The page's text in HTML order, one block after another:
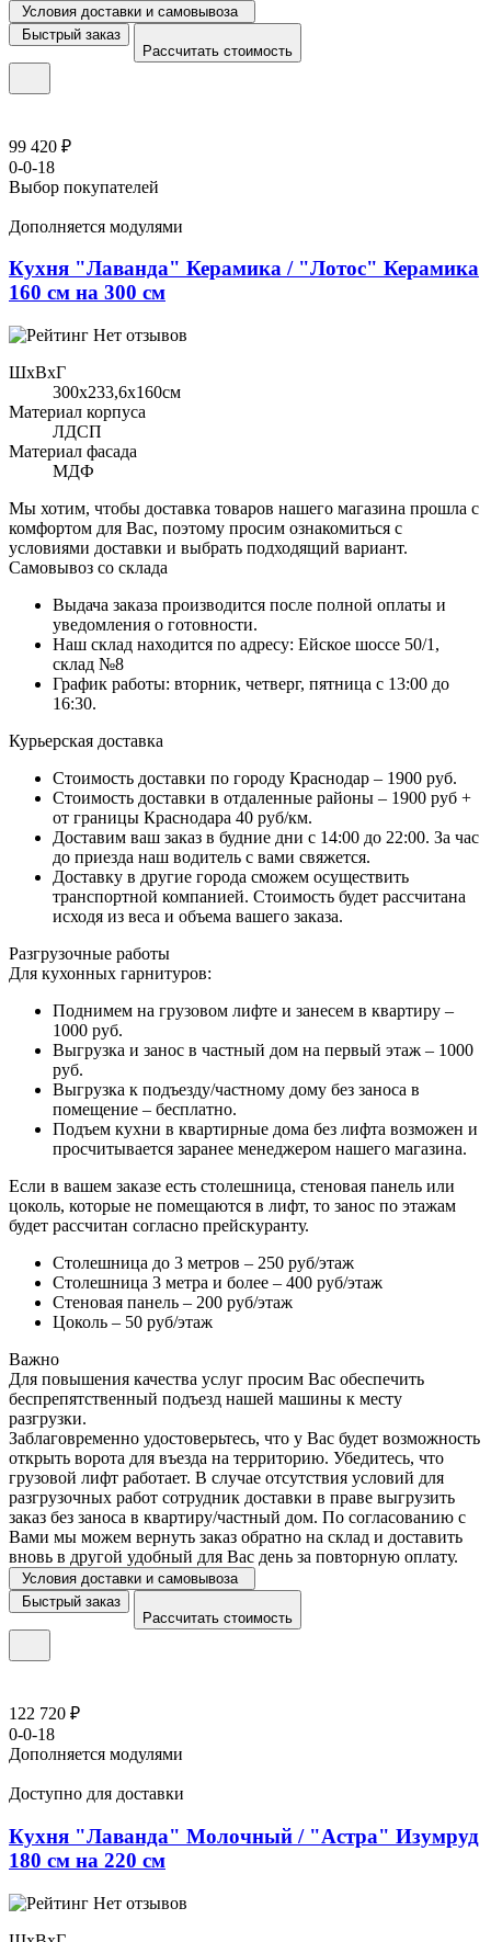
Условия доставки и самовывоза
Быстрый заказ
Рассчитать стоимость
99 420 ₽
0-0-18
Выбор покупателей
Дополняется модулями
Кухня "Лаванда" Керамика / "Лотос" Керамика
160 см на 300 см
Нет отзывов
ШхВхГ
300x233,6х160см
Материал корпуса
ЛДСП
Материал фасада
МДФ
Мы хотим, чтобы доставка товаров нашего магазина прошла с
комфортом для Вас, поэтому просим ознакомиться с
условиями доставки и выбрать подходящий вариант.
Самовывоз со склада
Выдача заказа производится после полной оплаты и
уведомления о готовности.
Наш склад находится по адресу: Ейское шоссе 50/1,
склад №8
График работы: вторник, четверг, пятница с 13:00 до
16:30.
Курьерская доставка
Стоимость доставки по городу Краснодар – 1900 руб.
Стоимость доставки в отдаленные районы – 1900 руб +
от границы Краснодара 40 руб/км.
Доставим ваш заказ в будние дни с 14:00 до 22:00. За час
до приезда наш водитель с вами свяжется.
Доставку в другие города сможем осуществить
транспортной компанией. Стоимость будет рассчитана
исходя из веса и объема вашего заказа.
Разгрузочные работы
Для кухонных гарнитуров:
Поднимем на грузовом лифте и занесем в квартиру –
1000 руб.
Выгрузка и занос в частный дом на первый этаж – 1000
руб.
Выгрузка к подъезду/частному дому без заноса в
помещение – бесплатно.
Подъем кухни в квартирные дома без лифта возможен и
просчитывается заранее менеджером нашего магазина.
Если в вашем заказе есть столешница, стеновая панель или
цоколь, которые не помещаются в лифт, то занос по этажам
будет рассчитан согласно прейскуранту.
Столешница до 3 метров – 250 руб/этаж
Столешница 3 метра и более – 400 руб/этаж
Стеновая панель – 200 руб/этаж
Цоколь – 50 руб/этаж
Важно
Для повышения качества услуг просим Вас обеспечить
беспрепятственный подъезд нашей машины к месту
разгрузки.
Заблаговременно удостоверьтесь, что у Вас будет возможность
открыть ворота для въезда на территорию. Убедитесь, что
грузовой лифт работает. В случае отсутствия условий для
разгрузочных работ сотрудник доставки в праве выгрузить
заказ без заноса в квартиру/частный дом. По согласованию с
Вами мы можем вернуть заказ обратно на склад и доставить
вновь в другой удобный для Вас день за повторную оплату.
Условия доставки и самовывоза
Быстрый заказ
Рассчитать стоимость
122 720 ₽
0-0-18
Дополняется модулями
Доступно для доставки
Кухня "Лаванда" Молочный / "Астра" Изумруд
180 см на 220 см
Нет отзывов